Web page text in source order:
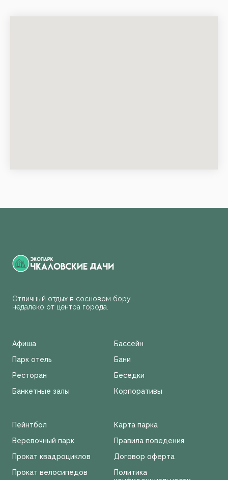
Отличный отдых в сосновом бору
недалеко от центра города.
Афиша
Парк отель
Ресторан
Банкетные залы
Бассейн
Бани
Беседки
Корпоративы
Пейнтбол
Веревочный парк
Прокат квадроциклов
Прокат велосипедов
Карта парка
Правила поведения
Договор оферта
Политика